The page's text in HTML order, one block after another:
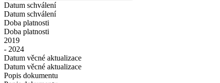
Datum schválení
Datum schválení
Doba platnosti
Doba platnosti
2019
- 2024
Datum věcné aktualizace
Datum věcné aktualizace
Popis dokumentu